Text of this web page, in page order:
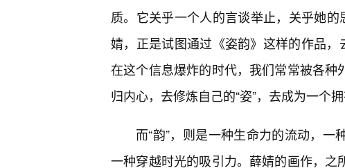
质。它关乎一个人的言谈举止，关乎她
婧，正是试图通过《姿韵》这样的作品，
在这个信息爆炸的时代，我们常常被各
归内心，去修炼自己的“姿”，去成为一个
而“韵”，则是一种生命力的流动，
一种穿越时光的吸引力。薛婧的画作，